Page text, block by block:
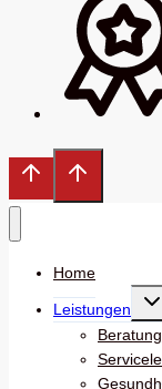
Home
Leistungen